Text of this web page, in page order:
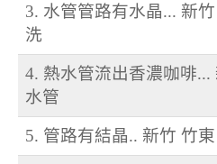
3. 水管管路有水晶... 新
洗
4. 熱水管流出香濃咖啡
水管
5. 管路有結晶.. 新竹 竹